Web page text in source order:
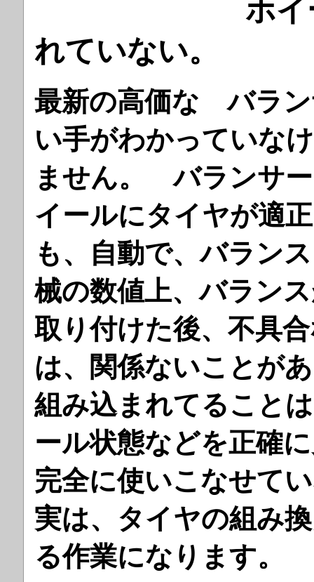
ホイールバ
れていない。
最新の高価な バラン
い手がわかっていな
ません。 バランサ
イールにタイヤが適
も、自動で、バラン
械の数値上、バラン
取り付けた後、不具
は、関係ないことが
組み込まれてること
ール状態などを正確
完全に使いこなせて
実は、タイヤの組み
る作業になります。